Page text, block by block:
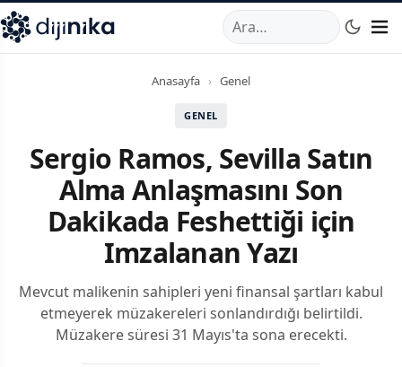
,Marmara Mahallesi,Beylikdüzü34520TRTelefon:0850
Anasayfa › Genel
GENEL
Sergio Ramos, Sevilla Satın
Alma Anlaşmasını Son
Dakikada Feshettiği için
Imzalanan Yazı
Mevcut malikenin sahipleri yeni finansal şartları kabul
etmeyerek müzakereleri sonlandırdığı belirtildi.
Müzakere süresi 31 Mayıs'ta sona erecekti.